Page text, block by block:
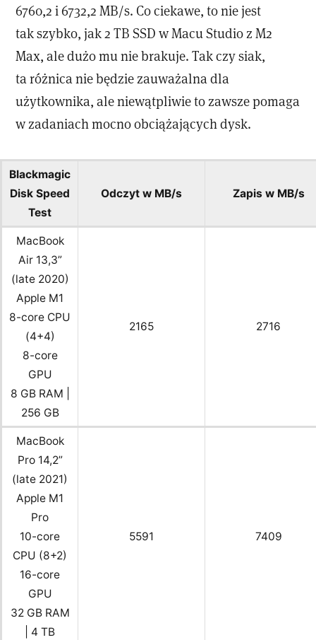
6760,2 i 6732,2 MB/s. Co ciekawe, to nie jest
tak szybko, jak 2 TB SSD w Macu Studio z M2
Max, ale dużo mu nie brakuje. Tak czy siak,
ta różnica nie będzie zauważalna dla
użytkownika, ale niewątpliwie to zawsze pomaga
w zadaniach mocno obciążających dysk.
Blackmagic
Disk Speed
Test
Odczyt w MB/s Zapis w MB/s
MacBook
Air 13,3”
(late 2020)
Apple M1
8-core CPU
(4+4)
8-core
GPU
8 GB RAM |
256 GB
2165 2716
MacBook
Pro 14,2”
(late 2021)
Apple M1
Pro
10-core
CPU (8+2)
16-core
GPU
32 GB RAM
| 4 TB
5591 7409